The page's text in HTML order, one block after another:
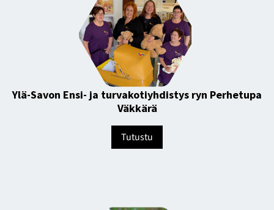
Ylä-Savon Ensi- ja turvakotiyhdistys ryn Perhetupa
Väkkärä
Tutustu